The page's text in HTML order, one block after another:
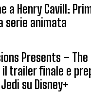
a Henry Cavill:
serie animata
Presents –
trailer finale e
su Disney+